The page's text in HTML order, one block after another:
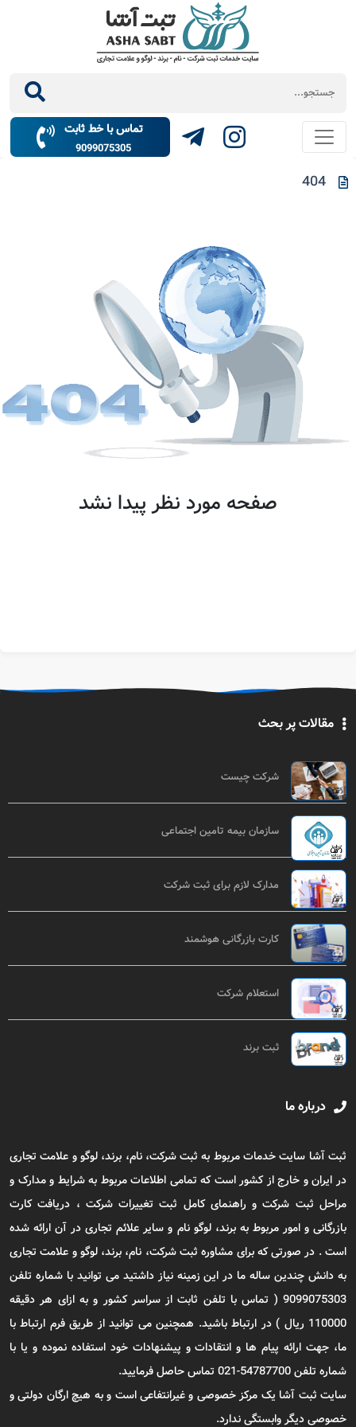
تماس با خط ثابت
9099075305
404
صفحه مورد نظر پیدا نشد
مقالات پر بحث
شرکت چیست
سازمان بیمه تامین اجتماعی
مدارک لازم برای ثبت شرکت
کارت بازرگانی هوشمند
استعلام شرکت
ثبت برند
درباره ما
ثبت آشا سایت خدمات مربوط به ثبت شرکت، نام، برند، لوگو و علامت تجاری
در ایران و خارج از کشور است که تمامی اطلاعات مربوط به شرایط و مدارک و
مراحل ثبت شرکت و راهنمای کامل ثبت تغییرات شرکت ، دریافت کارت
بازرگانی و امور مربوط به برند، لوگو نام و سایر علائم تجاری در آن ارائه شده
است . در صورتی که برای مشاوره ثبت شرکت، نام، برند، لوگو و علامت تجاری
به دانش چندین ساله ما در این زمینه نیاز داشتید می توانید با شماره تلفن
9099075303 ( تماس با تلفن ثابت از سراسر کشور و به ازای هر دقیقه
110000 ریال ) در ارتباط باشید. همچنین می توانید از طریق فرم ارتباط با
ما، جهت ارائه پیام ها و انتقادات و پیشنهادات خود استفاده نموده و یا با
شماره تلفن 54787700-021 تماس حاصل فرمایید.
سایت ثبت آشا یک مرکز خصوصی و غیرانتفاعی است و به هیچ ارگان دولتی و
خصوصی دیگر وابستگی ندارد.